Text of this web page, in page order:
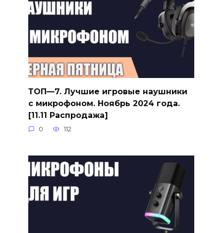
ТОП—7. Лучшие игровые наушники
с микрофоном. Ноябрь 2024 года.
[11.11 Распродажа]
0 112